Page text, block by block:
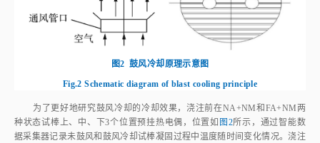
图2 鼓风冷却原理示意图
Fig.2 Schematic diagram of blast cooling principle
为了更好地研究鼓风冷却的冷却效果，浇注前在NA+NM和FA+NM两
种状态试棒上、中、下3个位置预挂热电偶，位置如 图2所示，通过智能数
据采集器记录未鼓风和鼓风冷却试棒凝固过程中温度随时间变化情况。浇注